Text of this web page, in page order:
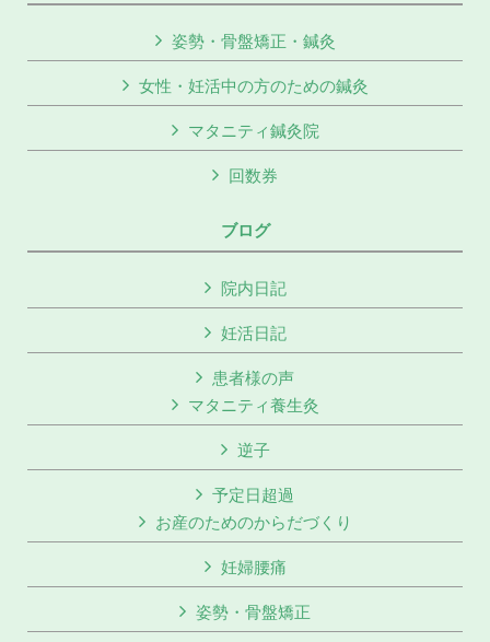
姿勢・骨盤矯正・鍼灸
女性・妊活中の方のための鍼灸
マタニティ鍼灸院
回数券
ブログ
院内日記
妊活日記
患者様の声
マタニティ養生灸
逆子
予定日超過
お産のためのからだづくり
妊婦腰痛
姿勢・骨盤矯正